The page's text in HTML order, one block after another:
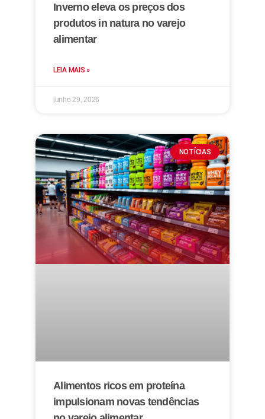
Inverno eleva os preços dos
produtos in natura no varejo
alimentar
LEIA MAIS »
junho 29, 2026
NOTÍCIAS
Alimentos ricos em proteína
impulsionam novas tendências